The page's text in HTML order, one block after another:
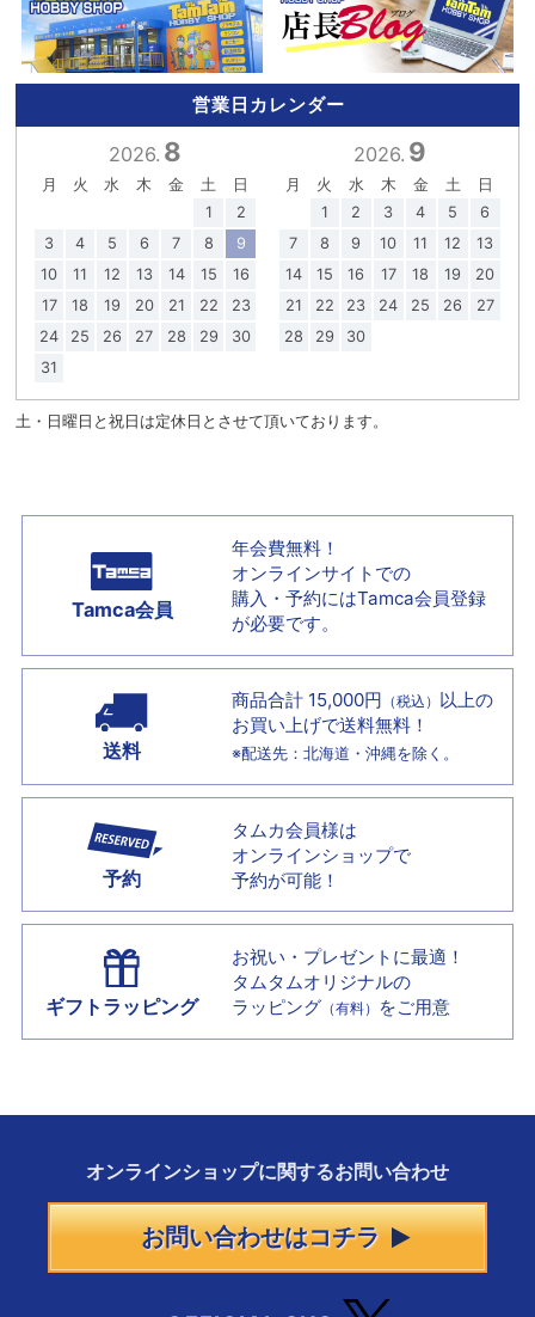
営業日カレンダー
2026. 8
月 火 水 木 金 土
日
1
2
3
4 5 6 7 8
9
10
11 12 13 14 15
16
17
18 19 20 21 22
23
24
25 26 27 28 29
30
31
2026. 9
月 火 水 木 金 土
日
1
2 3 4 5
6
7
8 9 10 11 12
13
14
15 16 17 18 19
20
21
22 23 24 25 26
27
28
29 30
土・日曜日と祝日は定休日とさせて頂いております。
Tamca会員
年会費無料！
オンラインサイトでの
購入・予約にはTamca会員登録
が必要です。
送料
商品合計 15,000円 （税込） 以上の
お買い上げで送料無料！
※配送先：北海道・沖縄を除く。
予約
タムカ会員様は
オンラインショップで
予約が可能！
ギフトラッピング
お祝い・プレゼントに最適！
タムタムオリジナルの
ラッピング （有料） をご用意
オンラインショップに関するお問い合わせ
お問い合わせはコチラ